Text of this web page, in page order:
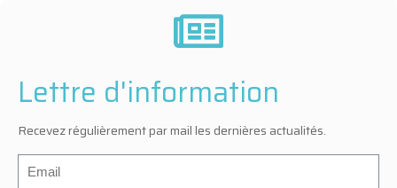
Lettre d'information
Recevez régulièrement par mail les dernières actualités.